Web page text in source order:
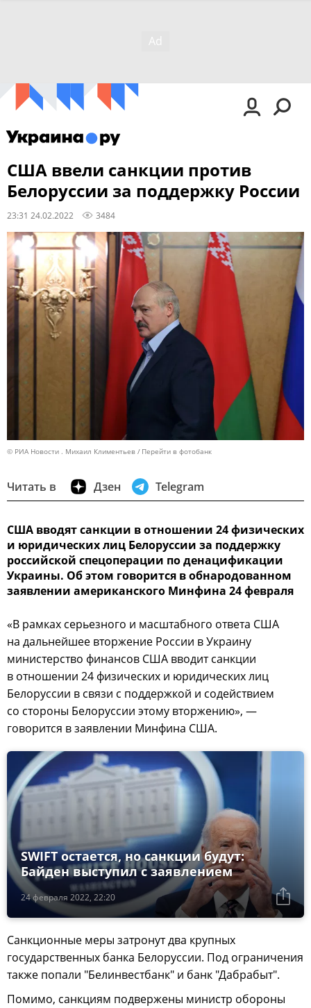
США ввели санкции против
Белоруссии за поддержку России
23:31 24.02.2022 3484
© РИА Новости . Михаил Климентьев Перейти в фотобанк
Читать в Дзен Telegram
США вводят санкции в отношении 24 физических
и юридических лиц Белоруссии за поддержку
российской спецоперации по денацификации
Украины. Об этом говорится в обнародованном
заявлении американского Минфина 24 февраля
«В рамках серьезного и масштабного ответа США
на дальнейшее вторжение России в Украину
министерство финансов США вводит санкции
в отношении 24 физических и юридических лиц
Белоруссии в связи с поддержкой и содействием
со стороны Белоруссии этому вторжению», —
говорится в заявлении Минфина США.
24 февраля 2022, 22:20
SWIFT остается, но санкции будут:
Байден выступил с заявлением
Санкционные меры затронут два крупных
государственных банка Белоруссии. Под ограничения
также попали "Белинвестбанк" и банк "Дабрабыт".
Помимо, санкциям подвержены министр обороны